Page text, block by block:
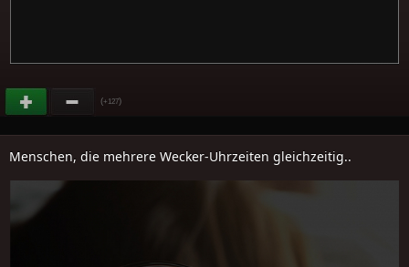
(+127)
Menschen, die mehrere Wecker-Uhrzeiten gleichzeitig..